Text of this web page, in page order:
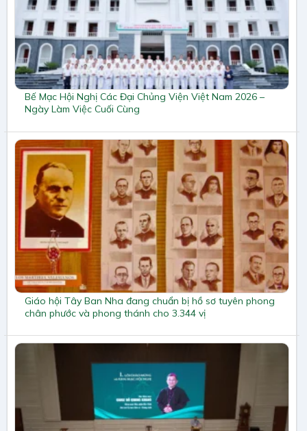
Bế Mạc Hội Nghị Các Đại Chủng Viện Việt Nam 2026 –
Ngày Làm Việc Cuối Cùng
Giáo hội Tây Ban Nha đang chuẩn bị hồ sơ tuyên phong
chân phước và phong thánh cho 3.344 vị